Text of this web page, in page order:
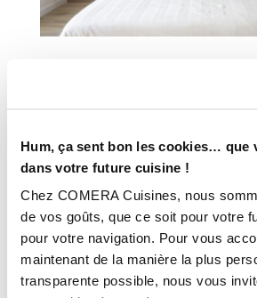
Hum, ça sent bon les cookies… que
dans votre future cuisine !
Chez COMERA Cuisines, nous
de vos goûts, que ce soit pour votre
pour votre navigation. Pour vous
maintenant de la manière la plus
transparente possible, nous vous